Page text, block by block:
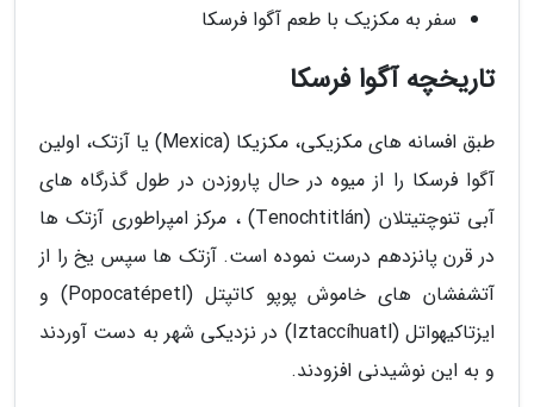
سفر به مکزیک با طعم آگوا فرسکا
تاریخچه آگوا فرسکا
طبق افسانه های مکزیکی، مکزیکا (Mexica) یا آزتک، اولین
آگوا فرسکا را از میوه در حال پاروزدن در طول گذرگاه های
آبی تنوچتیتلان (Tenochtitlán) ، مرکز امپراطوری آزتک ها
در قرن پانزدهم درست نموده است. آزتک ها سپس یخ را از
آتشفشان های خاموش پوپو کاتپتل (Popocatépetl) و
ایزتاکیهواتل (Iztaccíhuatl) در نزدیکی شهر به دست آوردند
و به این نوشیدنی افزودند.